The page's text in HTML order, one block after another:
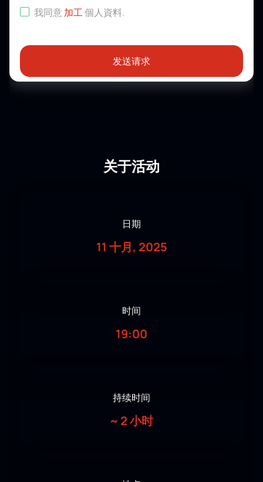
我同意加工個人資料.
发送请求
关于活动
日期
11 十月, 2025
时间
19:00
持续时间
~ 2 小时